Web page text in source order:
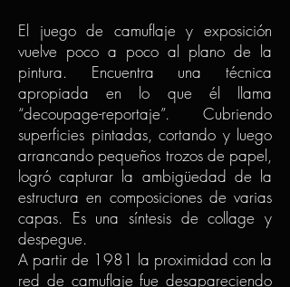
El juego de camuflaje y exposición
vuelve poco a poco al plano de la
pintura. Encuentra una técnica
apropiada en lo que él llama
“decoupage-reportaje”. Cubriendo
superficies pintadas, cortando y luego
arrancando pequeños trozos de papel,
logró capturar la ambigüedad de la
estructura en composiciones de varias
capas. Es una síntesis de collage y
despegue.
A partir de 1981 la proximidad con la
red de camuflaje fue desapareciendo